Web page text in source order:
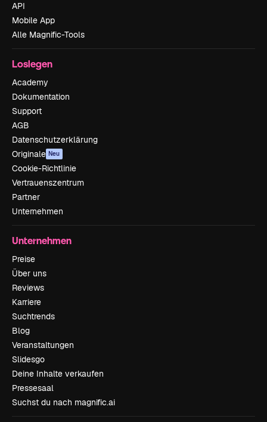
API
Mobile App
Alle Magnific-Tools
Loslegen
Academy
Dokumentation
Support
AGB
Datenschutzerklärung
Originale Neu
Cookie-Richtlinie
Vertrauenszentrum
Partner
Unternehmen
Unternehmen
Preise
Über uns
Reviews
Karriere
Suchtrends
Blog
Veranstaltungen
Slidesgo
Deine Inhalte verkaufen
Pressesaal
Suchst du nach magnific.ai